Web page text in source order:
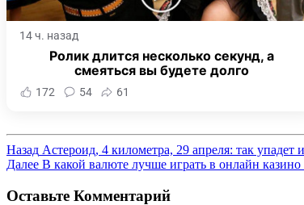
14 ч. назад
Ролик длится несколько секунд, а
смеяться вы будете долго
172 54 61
Назад Астероид, 4 километра, 29 апреля: так упадет
Далее В какой валюте лучше играть в онлайн казино
Оставьте Комментарий